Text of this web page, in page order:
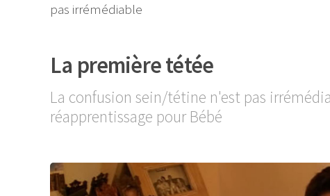
pas irrémédiable
La première tétée
La confusion sein/tétine n'est pas
réapprentissage pour Bébé